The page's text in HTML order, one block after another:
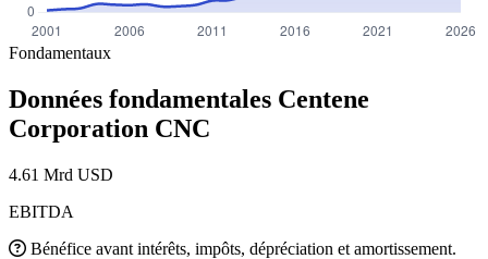
Fondamentaux
Données fondamentales Centene
Corporation CNC
4.61 Mrd USD
EBITDA
Bénéfice avant intérêts, impôts, dépréciation et amortissement.